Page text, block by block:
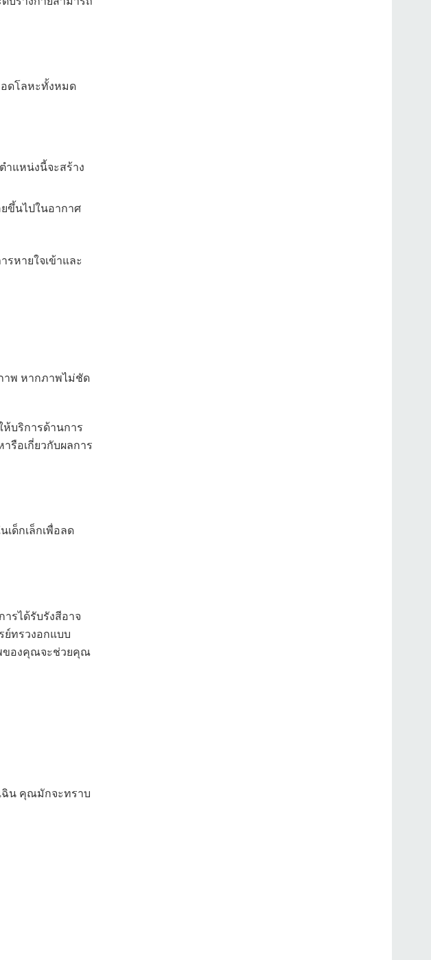
ดโลหะทั้งหมด
แหน่งนี้จะสร้าง
ขึ้นไปในอากาศ
หายใจเข้าและ
าพ หากภาพไม่ชัด
ห้บริการด้านการ
รือเกี่ยวกับผลการ
เด็กเล็กเพื่อลด
รได้รับรังสีอาจ
ย์ทรวงอกแบบ
ของคุณจะช่วยคุณ
ฉิน คุณมักจะทราบ